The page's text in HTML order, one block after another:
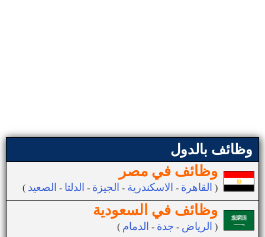
وظائف بالدول
وظائف في مصر
( القاهرة - الاسكندرية - الجيزة - الدلتا - الصعيد )
وظائف في السعودية
( الرياض - جدة - الدمام )